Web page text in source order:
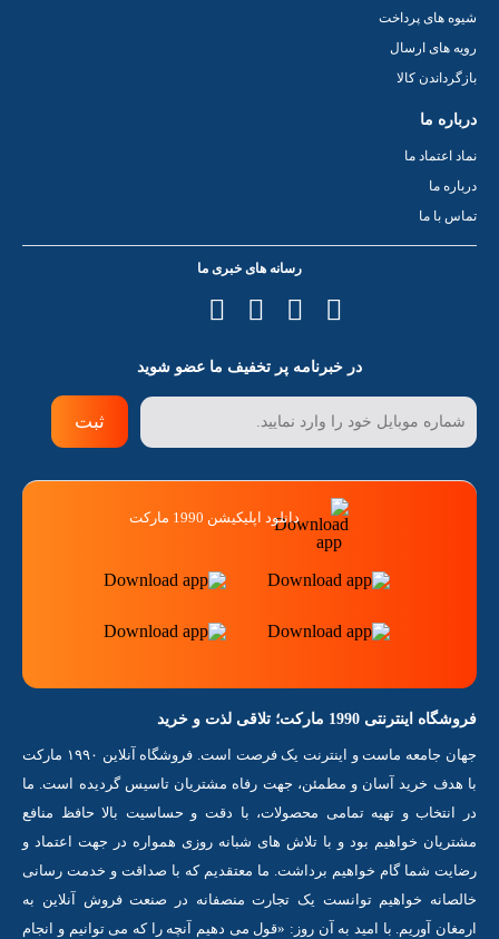
شیوه های پرداخت
رویه های ارسال
بازگرداندن کالا
درباره ما
نماد اعتماد ما
درباره ما
تماس با ما
رسانه های خبری ما
در خبرنامه پر تخفیف ما عضو شوید
ثبت
دانلود اپلیکیشن 1990 مارکت
فروشگاه اینترنتی 1990 مارکت؛ تلاقی لذت و خرید
جهان جامعه ماست و اینترنت یک فرصت است. فروشگاه آنلاین ۱۹۹۰ مارکت
با هدف خرید آسان و مطمئن، جهت رفاه مشتریان تاسیس گردیده است. ما
در انتخاب و تهیه تمامی محصولات، با دقت و حساسیت بالا حافظ منافع
مشتریان خواهیم بود و با تلاش های شبانه روزی همواره در جهت اعتماد و
رضایت شما گام خواهیم برداشت. ما معتقدیم که با صداقت و خدمت رسانی
خالصانه خواهیم توانست یک تجارت منصفانه در صنعت فروش آنلاین به
ارمغان آوریم. با امید به آن روز: «قول می دهیم آنچه را که می توانیم و انجام